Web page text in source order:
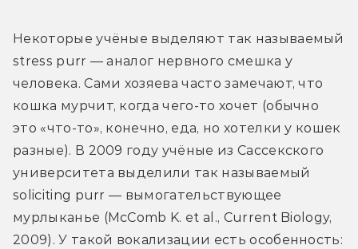
Некоторые учёные выделяют так называемый
stress purr — аналог нервного смешка у
человека. Сами хозяева часто замечают, что
кошка мурчит, когда чего-то хочет (обычно
это «что-то», конечно, еда, но хотелки у кошек
разные). В 2009 году учёные из Сассекского
университета выделили так называемый
soliciting purr — вымогательствующее
мурлыканье (McComb K. et al., Current Biology,
2009). У такой вокализации есть особенность: